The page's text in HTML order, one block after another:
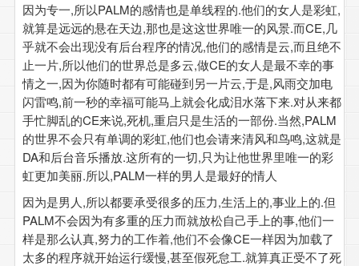
因为专一,所以PALM的感情也是单线程的.他们的女人是彩虹,
就算是远远的悬在天边,那也是这这世界唯一的风景.而CE,几
乎就不会出现没有后台程序的情况,他们的感情是云,而且绝不
止一片,所以他们的世界总是多云,做CE的女人是最不幸的事
情之一,因为你随时都有可能碰到另一片云,于是,风雨交加电
闪雷鸣,前一秒的幸福可能马上就会化成泪水落下来.对从来都
手忙脚乱的CE来说,死机,重启只是生活的一部份.当然,PALM
的世界不会只有单调的彩虹,他们也会请来清风和鸟鸣,这就是
DA和后台音乐播放.这所有的一切,只为让他世界里唯一的彩
虹更加美丽.所以,PALM一样的男人是最好的情人
因为是男人,所以都要承受很多的压力,生活上的,事业上的.但
PALM不会因为有多重的压力而就放松自己手上的事,他们一
样是那么认真,努力的工作着,他们不会像CE一样因为加载了
太多的程序就开始运行缓慢,甚至假死怠工.就算真正受不了死